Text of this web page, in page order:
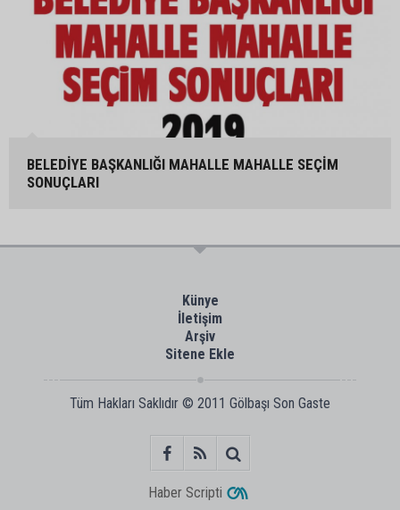
BELEDİYE BAŞKANLIĞI MAHALLE MAHALLE SEÇİM
SONUÇLARI
Künye
İletişim
Arşiv
Sitene Ekle
Tüm Hakları Saklıdır © 2011 Gölbaşı Son Gaste
Haber Scripti